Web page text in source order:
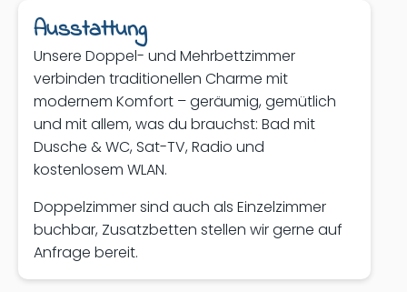
Ausstattung
Unsere Doppel- und Mehrbettzimmer
verbinden traditionellen Charme mit
modernem Komfort – geräumig, gemütlich
und mit allem, was du brauchst: Bad mit
Dusche & WC, Sat-TV, Radio und
kostenlosem WLAN.
Doppelzimmer sind auch als Einzelzimmer
buchbar, Zusatzbetten stellen wir gerne auf
Anfrage bereit.